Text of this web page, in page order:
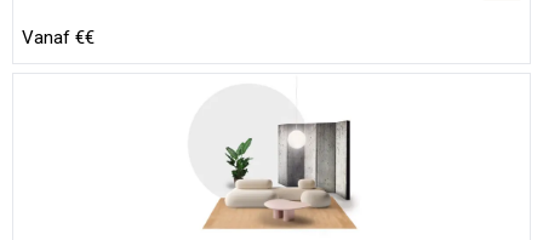
Vanaf €€